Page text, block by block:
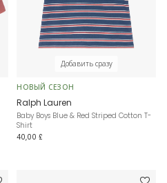
Добавить сразу
НОВЫЙ СЕЗОН
Ralph Lauren
Baby Boys Blue & Red Striped Cotton T-
Shirt
40,00 £